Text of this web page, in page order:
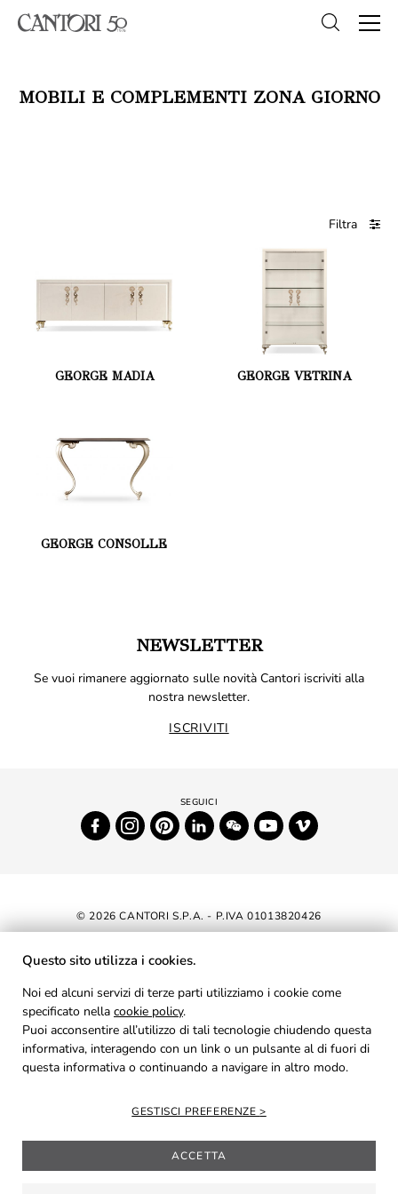
MOBILI E COMPLEMENTI ZONA GIORNO
Filtra
GEORGE MADIA GEORGE VETRINA
GEORGE CONSOLLE
NEWSLETTER
Se vuoi rimanere aggiornato sulle novità Cantori iscriviti alla
nostra newsletter.
ISCRIVITI
© 2026 CANTORI S.P.A. - P.IVA 01013820426
DICHIARAZIONE DI ACCESSIBILITÀ
AREA RISERVATA
PRIVACY
COOKIES
Questo sito utilizza i cookies.
Noi ed alcuni servizi di terze parti utilizziamo i cookie come
specificato nella cookie policy.
Puoi acconsentire all’utilizzo di tali tecnologie chiudendo questa
informativa, interagendo con un link o un pulsante al di fuori di
questa informativa o continuando a navigare in altro modo.
GESTISCI PREFERENZE
ACCETTA